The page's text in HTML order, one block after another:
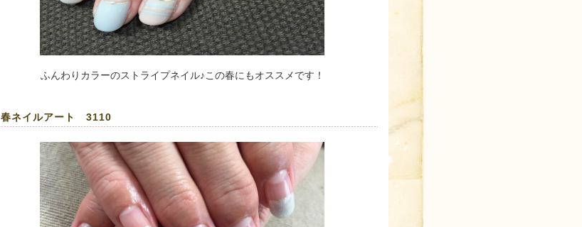
ふんわりカラーのストライプネイル♪この春にもオススメです！
春ネイルアート 3110